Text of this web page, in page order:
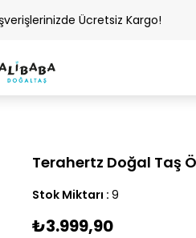
Ücretsiz Kargo!
Terahertz Doğal Taş
Stok Miktarı : 9
₺3.999,90